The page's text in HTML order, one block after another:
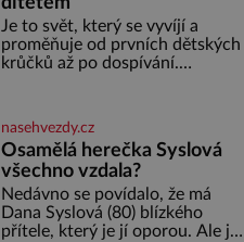
Je to svět, který se vyvíjí a
proměňuje od prvních dětských
krůčků až po dospívání.
soustředění i odpočinek a
reaguje na každou etapu života
a specifické potřeby dítěte. Pro
nejmenší je klíčová
jednoduchost, měkkost a
bezpečí, proto by pokoj
miminka měl působit především
nasehvezdy.cz
Osamělá herečka Syslová
všechno vzdala?
Nedávno se povídalo, že má
Dana Syslová (80) blízkého
přítele, který je jí oporou. Ale je